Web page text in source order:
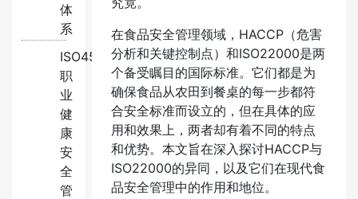
体
系
ISO45001:2018
职
业
健
康
安
全
管
在食品安全管理领域，HACCP（危害
分析和关键控制点）和ISO22000是两
个备受瞩目的国际标准。它们都是为
确保食品从农田到餐桌的每一步都符
合安全标准而设立的，但在具体的应
用和效果上，两者却有着不同的特点
和优势。本文旨在深入探讨HACCP与
ISO22000的异同，以及它们在现代食
品安全管理中的作用和地位。